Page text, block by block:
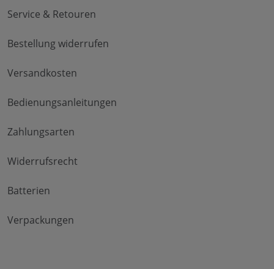
Service & Retouren
Bestellung widerrufen
Versandkosten
Bedienungsanleitungen
Zahlungsarten
Widerrufsrecht
Batterien
Verpackungen